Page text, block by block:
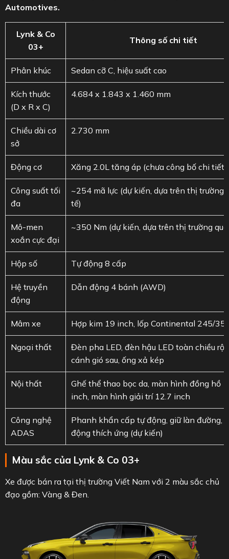
Automotives.
Lynk & Co
03+
Thông số chi tiết
Phân khúc Sedan cỡ C, hiệu suất cao
Kích thước
(D x R x C)
4.684 x 1.843 x 1.460 mm
Chiều dài cơ
sở
2.730 mm
Động cơ Xăng 2.0L tăng áp (chưa công bố chi tiết
Công suất tối
đa
~254 mã lực (dự kiến, dựa trên thị trường
tế)
Mô-men
xoắn cực đại
~350 Nm (dự kiến, dựa trên thị trường
Hộp số Tự động 8 cấp
Hệ truyền
động
Dẫn động 4 bánh (AWD)
Mâm xe Hợp kim 19 inch, lốp Continental 245/35
Ngoại thất
Đèn pha LED, đèn hậu LED toàn chiều
cánh gió sau, ống xả kép
Nội thất
Ghế thể thao bọc da, màn hình đồng hồ
inch, màn hình giải trí 12.7 inch
Công nghệ
ADAS
Phanh khẩn cấp tự động, giữ làn đường,
động thích ứng (dự kiến)
Màu sắc của Lynk & Co 03+
Xe được bán ra tại thị trường Viết Nam với 2 màu sắc chủ
đạo gồm: Vàng & Đen.